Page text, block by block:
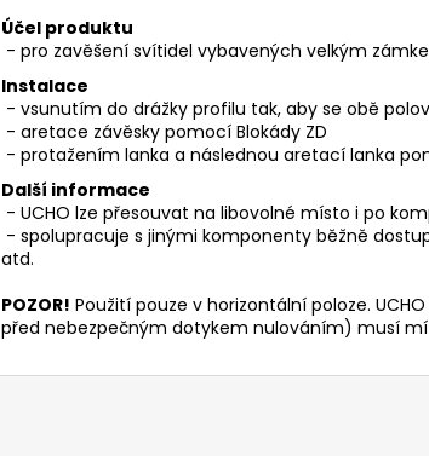
Účel produktu
- pro zavěšení svítidel vybavených velkým
Instalace
- vsunutím do drážky profilu tak, aby se obě
- aretace závěsky pomocí Blokády ZD
- protažením lanka a následnou aretací lanka
Další informace
- UCHO lze přesouvat na libovolné místo i po
- spolupracuje s jinými komponenty běžně
atd.
POZOR! Použití pouze v horizontální poloze.
před nebezpečným dotykem nulováním) musí